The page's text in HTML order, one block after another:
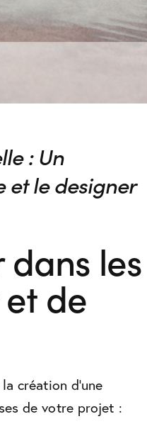
: Un
le designer
dans les
de
création d’une
de votre projet :